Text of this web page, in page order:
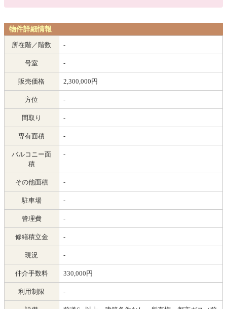
物件詳細情報
所在階／階数 -
号室 -
販売価格 2,300,000円
方位 -
間取り -
専有面積 -
バルコニー面
積
-
その他面積 -
駐車場 -
管理費 -
修繕積立金 -
現況 -
仲介手数料 330,000円
利用制限 -